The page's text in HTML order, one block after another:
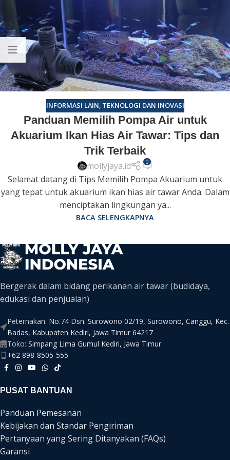
INFORMASI LAIN, TEKNOLOGI DAN INOVASI
Panduan Memilih Pompa Air untuk
Akuarium Ikan Hias Air Tawar: Tips dan
Trik Terbaik
mollyjaya.id 0
Selamat datang di Tips Memilih Pompa Akuarium untuk
yang tepat untuk akuarium ikan hias air tawar Anda. Dalam
menciptakan lingkungan ya...
BACA SELENGKAPNYA
Bergerak dalam bidang perikanan air tawar (budidaya,
edukasi dan penjualan)
Peternakan: No.74 Dsn. Surowono 02/19, Surowono, Canggu, Kec.
Badas, Kabupaten Kediri, Jawa Timur 64217
Toko: Simpang Lima Gumul Kediri, Jawa Timur
+62 898-8505-555
PUSAT BANTUAN
Panduan Pemesanan
Kebijakan dan Standar Pengiriman
Pertanyaan yang Sering Ditanyakan (FAQs)
Garansi